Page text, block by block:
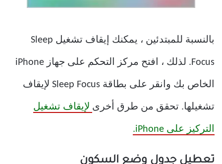
بالنسبة للمبتدئين ، يمكنك إيقاف تشغيل Sleep
Focus. لذلك ، افتح مركز التحكم على جهاز iPhone
الخاص بك وانقر على بطاقة Sleep Focus لإيقاف
تشغيلها. تحقق من طرق أخرى لإيقاف تشغيل
التركيز على iPhone.
تعطيل جدول وضع السكون